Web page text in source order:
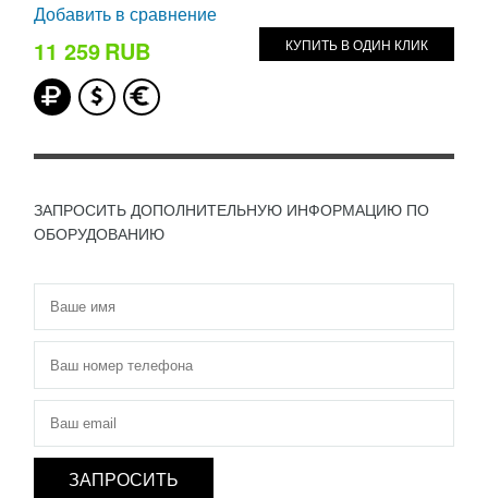
Добавить в сравнение
11 259RUB КУПИТЬ В ОДИН КЛИК
ЗАПРОСИТЬ ДОПОЛНИТЕЛЬНУЮ ИНФОРМАЦИЮ ПО
ОБОРУДОВАНИЮ
Имя
Телефон
Электронная почта